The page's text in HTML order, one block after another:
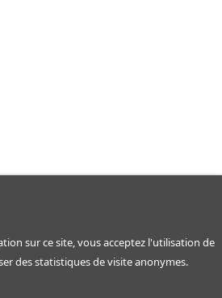
sur ce site, vous acceptez l'utilisation de
des statistiques de visite anonymes.